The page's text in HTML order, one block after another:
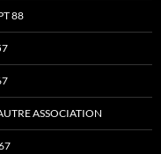
88
ASSOCIATION